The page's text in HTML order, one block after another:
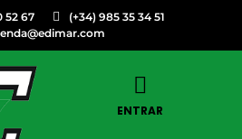
52 67
(+34) 985 35 34 51
ENTRAR